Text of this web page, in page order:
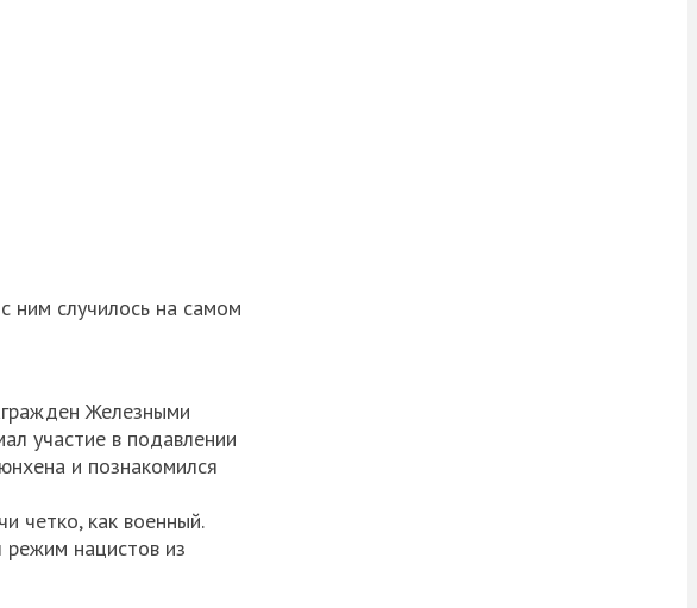
ним случилось на самом
Железными
участие в подавлении
и познакомился
четко, как военный.
нацистов из